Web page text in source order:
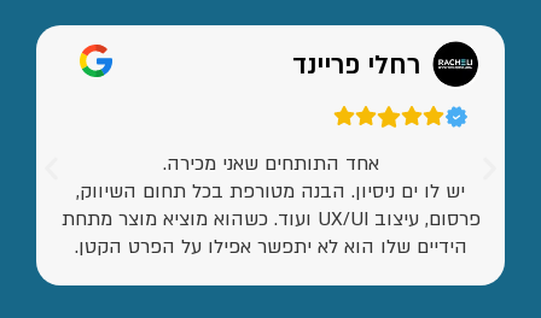
רחלי פריינד
אחד התותחים שאני מכירה.
יש לו ים ניסיון. הבנה מטורפת בכל תחום השיווק,
פרסום, עיצוב UX/UI ועוד. כשהוא מוציא מוצר מתחת
הידיים שלו הוא לא יתפשר אפילו על הפרט הקטן.